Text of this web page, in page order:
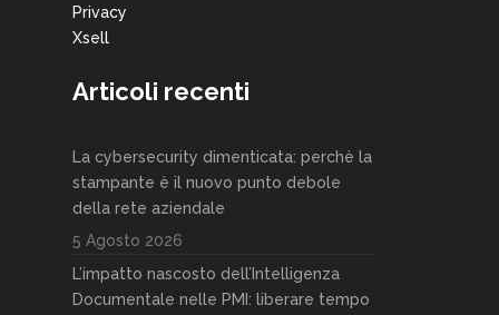
Privacy
Xsell
Articoli recenti
La cybersecurity dimenticata: perchè la
stampante è il nuovo punto debole
della rete aziendale
5 Agosto 2026
L’impatto nascosto dell’Intelligenza
Documentale nelle PMI: liberare tempo